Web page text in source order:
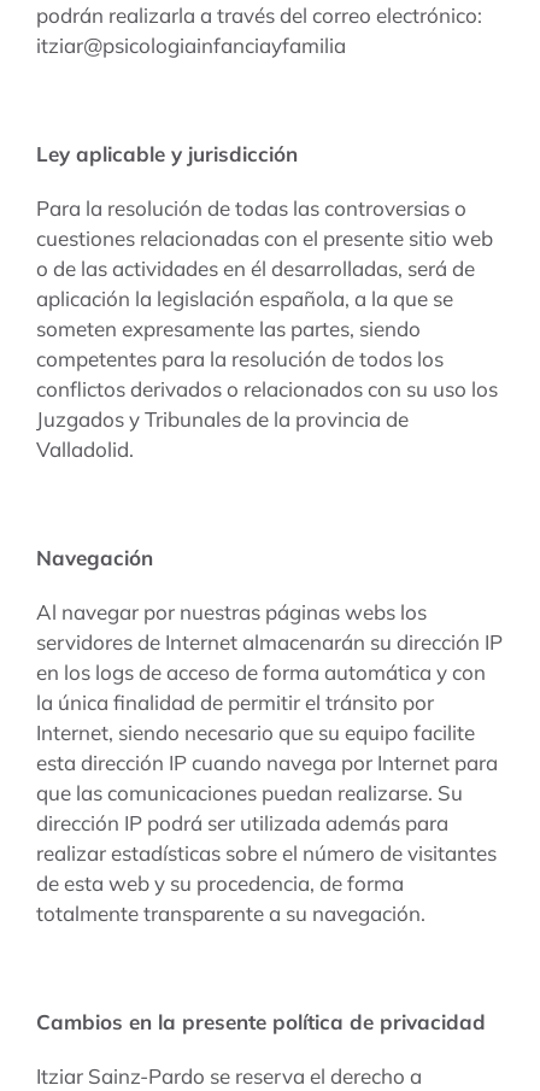
podrán realizarla a través del correo electrónico:
itziar@psicologiainfanciayfamilia
Ley aplicable y jurisdicción
Para la resolución de todas las controversias o
cuestiones relacionadas con el presente sitio web
o de las actividades en él desarrolladas, será de
aplicación la legislación española, a la que se
someten expresamente las partes, siendo
competentes para la resolución de todos los
conflictos derivados o relacionados con su uso los
Juzgados y Tribunales de la provincia de
Valladolid.
Navegación
Al navegar por nuestras páginas webs los
servidores de Internet almacenarán su dirección IP
en los logs de acceso de forma automática y con
la única finalidad de permitir el tránsito por
Internet, siendo necesario que su equipo facilite
esta dirección IP cuando navega por Internet para
que las comunicaciones puedan realizarse. Su
dirección IP podrá ser utilizada además para
realizar estadísticas sobre el número de visitantes
de esta web y su procedencia, de forma
totalmente transparente a su navegación.
Cambios en la presente política de privacidad
Itziar Sainz-Pardo se reserva el derecho a